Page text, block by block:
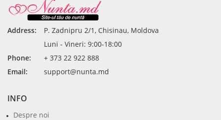
Address:
P. Zadnipru 2/1, Chisinau, Moldova
Luni - Vineri: 9:00-18:00
Phone:
+ 373 22 922 888
Email:
support@nunta.md
INFO
Despre noi